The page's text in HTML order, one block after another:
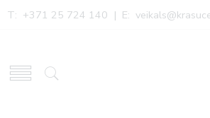
T: +371 25 724 140 | E: